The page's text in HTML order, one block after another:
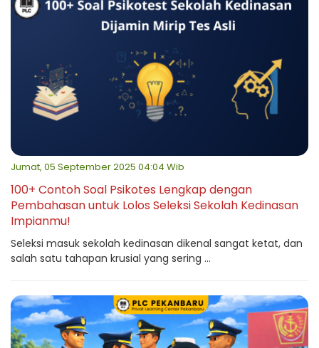
Jumat, 05 September 2025 04:04 Wib
100+ Contoh Soal Psikotes Lengkap dengan
Pembahasan untuk Lolos Seleksi Sekolah Kedinasan
Impianmu!
Seleksi masuk sekolah kedinasan dikenal sangat ketat, dan
salah satu tahapan krusial yang sering ...